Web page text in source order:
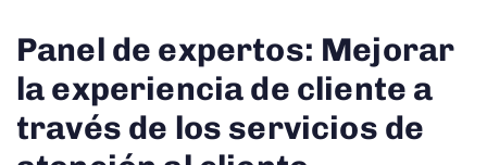
Panel de expertos: Mejorar
la experiencia de cliente a
través de los servicios de